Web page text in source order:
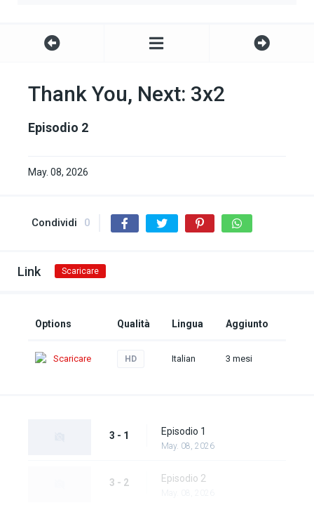
Thank You, Next: 3x2
Episodio 2
May. 08, 2026
Condividi 0
Link Scaricare
Options Qualità Lingua Aggiunto
Scaricare HD Italian 3 mesi
3 - 1 Episodio 1
May. 08, 2026
3 - 2 Episodio 2